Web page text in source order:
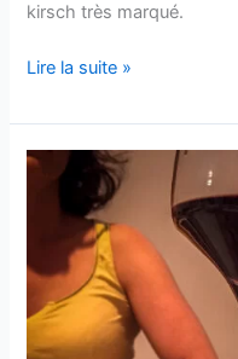
kirsch très marqué.
Saint-
–
Les
Fiefs
Lagrange
–
2009
Lire la suite »